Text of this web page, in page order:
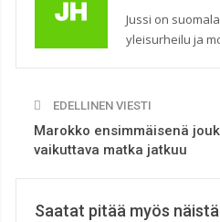
Jussi on
yleisurheilu ja
EDELLINEN VIESTI
Marokko ensimmäisenä
vaikuttava matka jatkuu
Saatat pitää myös näistä